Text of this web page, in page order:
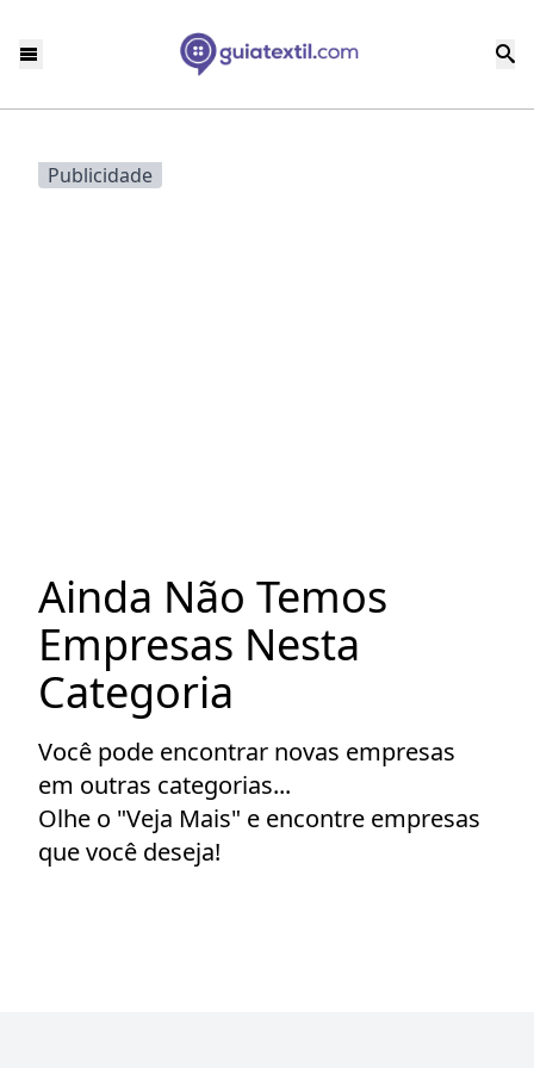
Publicidade
Ainda Não Temos
Empresas Nesta
Categoria
Você pode encontrar novas empresas
em outras categorias...
Olhe o "Veja Mais" e encontre empresas
que você deseja!